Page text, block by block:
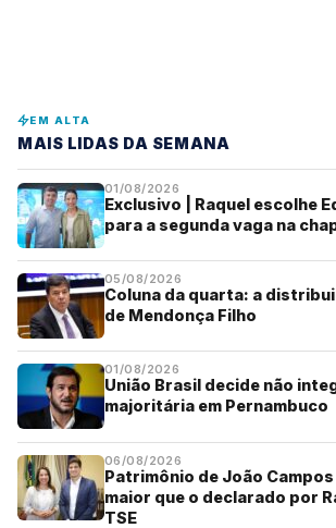
EM ALTA
MAIS LIDAS DA SEMANA
01/08/2026
Exclusivo | Raquel escolhe
para a segunda vaga na
05/08/2026
Coluna da quarta: a
de Mendonça Filho
01/08/2026
União Brasil decide não
majoritária em Pernambuco
06/08/2026
Patrimônio de João
maior que o declarado por
TSE